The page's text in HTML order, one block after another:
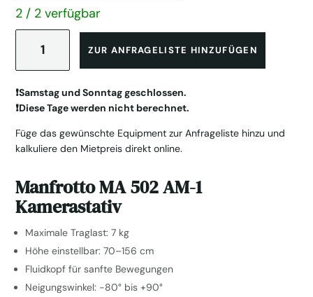
2 / 2 verfügbar
Manfrotto
502
1
Kamerastativ
ZUR ANFRAGELISTE HINZUFÜGEN
❗️Samstag und Sonntag geschlossen.
❗️Diese Tage werden nicht berechnet.
Füge das gewünschte Equipment zur Anfrageliste hinzu und
kalkuliere den Mietpreis direkt online.
Manfrotto MA 502 AM-1
Kamerastativ
Maximale Traglast: 7 kg
Höhe einstellbar: 70–156 cm
Fluidkopf für sanfte Bewegungen
Neigungswinkel: -80° bis +90°